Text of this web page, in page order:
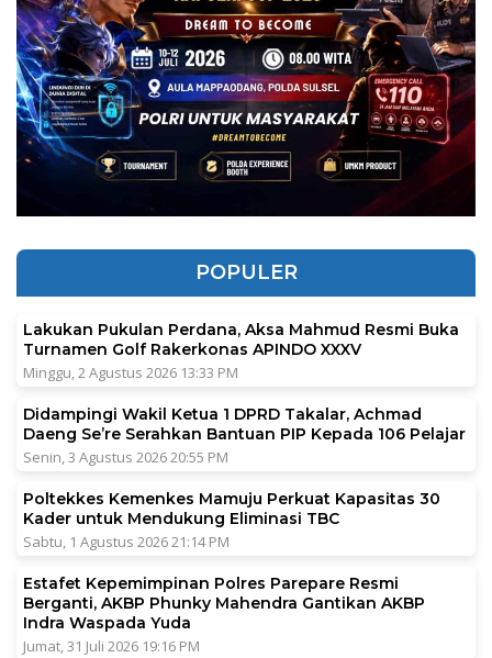
POPULER
Lakukan Pukulan Perdana, Aksa Mahmud Resmi Buka
Turnamen Golf Rakerkonas APINDO XXXV
Minggu, 2 Agustus 2026 13:33 PM
Didampingi Wakil Ketua 1 DPRD Takalar, Achmad
Daeng Se’re Serahkan Bantuan PIP Kepada 106 Pelajar
Senin, 3 Agustus 2026 20:55 PM
Poltekkes Kemenkes Mamuju Perkuat Kapasitas 30
Kader untuk Mendukung Eliminasi TBC
Sabtu, 1 Agustus 2026 21:14 PM
Estafet Kepemimpinan Polres Parepare Resmi
Berganti, AKBP Phunky Mahendra Gantikan AKBP
Indra Waspada Yuda
Jumat, 31 Juli 2026 19:16 PM